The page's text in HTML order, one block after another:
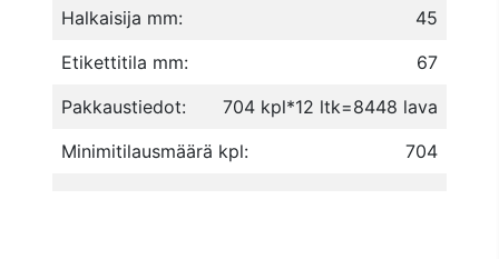
Halkaisija mm:
45
Etikettitila mm:
67
Pakkaustiedot:
704 kpl*12 ltk=8448 lava
Minimitilausmäärä kpl:
704